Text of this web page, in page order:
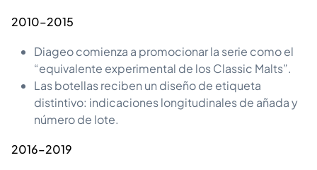
2010–2015
Diageo comienza a promocionar la serie como el
“equivalente experimental de los Classic Malts”.
Las botellas reciben un diseño de etiqueta
distintivo: indicaciones longitudinales de añada y
número de lote.
2016–2019